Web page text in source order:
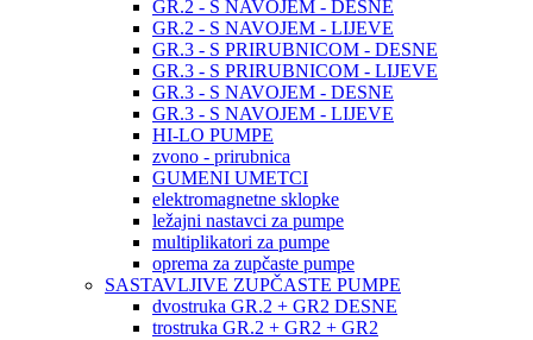
GR.2 - S NAVOJEM - DESNE
GR.2 - S NAVOJEM - LIJEVE
GR.3 - S PRIRUBNICOM - DESNE
GR.3 - S PRIRUBNICOM - LIJEVE
GR.3 - S NAVOJEM - DESNE
GR.3 - S NAVOJEM - LIJEVE
HI-LO PUMPE
zvono - prirubnica
GUMENI UMETCI
elektromagnetne sklopke
ležajni nastavci za pumpe
multiplikatori za pumpe
oprema za zupčaste pumpe
SASTAVLJIVE ZUPČASTE PUMPE
dvostruka GR.2 + GR2 DESNE
trostruka GR.2 + GR2 + GR2